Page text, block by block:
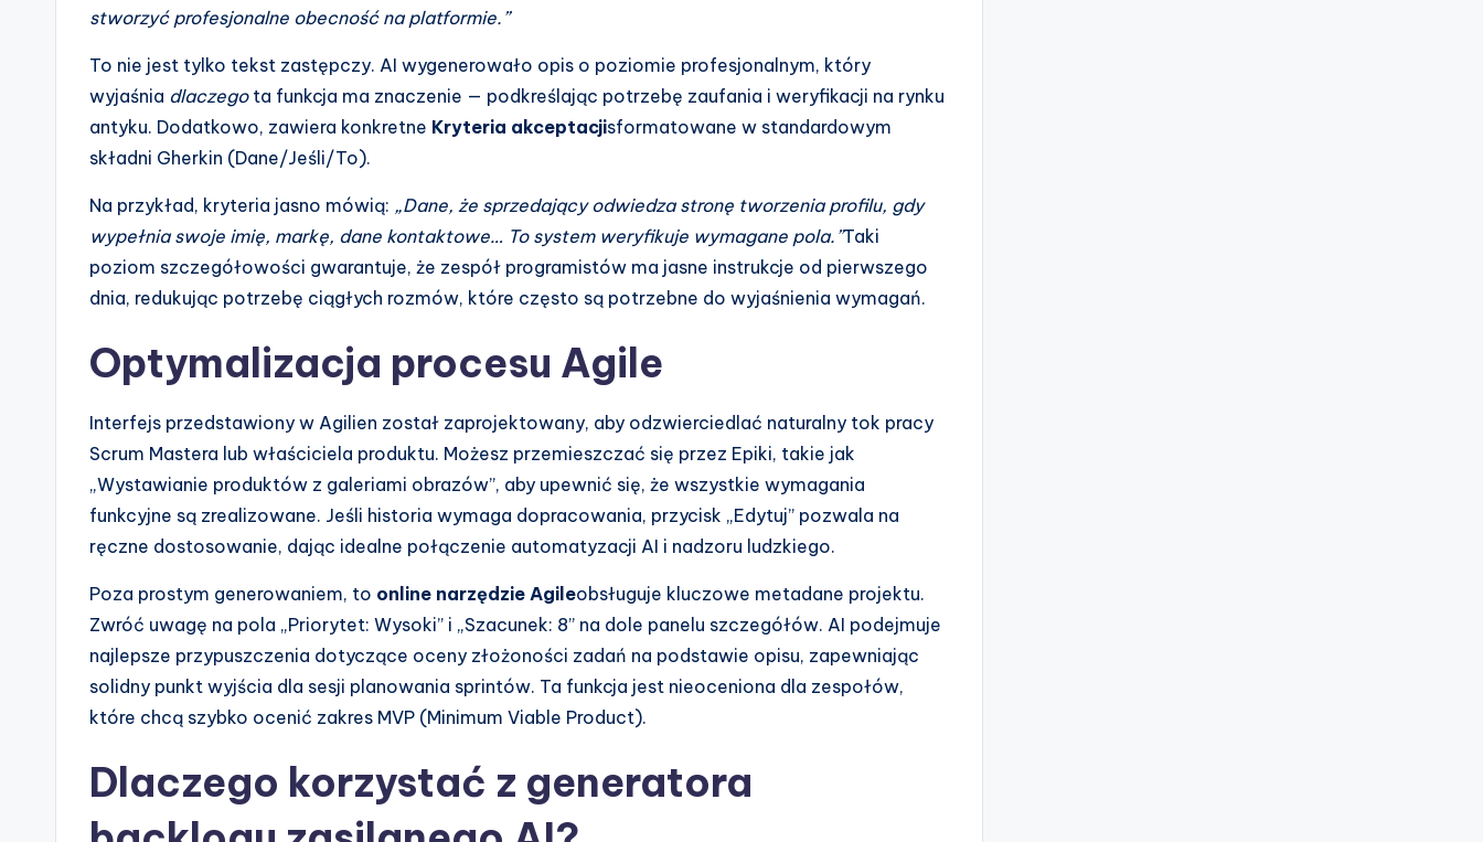
stworzyć profesjonalne obecność na platformie.”
To nie jest tylko tekst zastępczy. AI wygenerowało opis o poziomie profesjonalnym, który
wyjaśnia dlaczegota funkcja ma znaczenie — podkreślając potrzebę zaufania i weryfikacji na rynku
antyku. Dodatkowo, zawiera konkretne Kryteria akceptacjisformatowane w standardowym
składni Gherkin (Dane/Jeśli/To).
Na przykład, kryteria jasno mówią: „Dane, że sprzedający odwiedza stronę tworzenia profilu, gdy
wypełnia swoje imię, markę, dane kontaktowe… To system weryfikuje wymagane pola.”Taki
poziom szczegółowości gwarantuje, że zespół programistów ma jasne instrukcje od pierwszego
dnia, redukując potrzebę ciągłych rozmów, które często są potrzebne do wyjaśnienia wymagań.
Optymalizacja procesu Agile
Interfejs przedstawiony w Agilien został zaprojektowany, aby odzwierciedlać naturalny tok pracy
Scrum Mastera lub właściciela produktu. Możesz przemieszczać się przez Epiki, takie jak
„Wystawianie produktów z galeriami obrazów”, aby upewnić się, że wszystkie wymagania
funkcyjne są zrealizowane. Jeśli historia wymaga dopracowania, przycisk „Edytuj” pozwala na
ręczne dostosowanie, dając idealne połączenie automatyzacji AI i nadzoru ludzkiego.
Poza prostym generowaniem, to online narzędzie Agileobsługuje kluczowe metadane projektu.
Zwróć uwagę na pola „Priorytet: Wysoki” i „Szacunek: 8” na dole panelu szczegółów. AI podejmuje
najlepsze przypuszczenia dotyczące oceny złożoności zadań na podstawie opisu, zapewniając
solidny punkt wyjścia dla sesji planowania sprintów. Ta funkcja jest nieoceniona dla zespołów,
które chcą szybko ocenić zakres MVP (Minimum Viable Product).
Dlaczego korzystać z generatora